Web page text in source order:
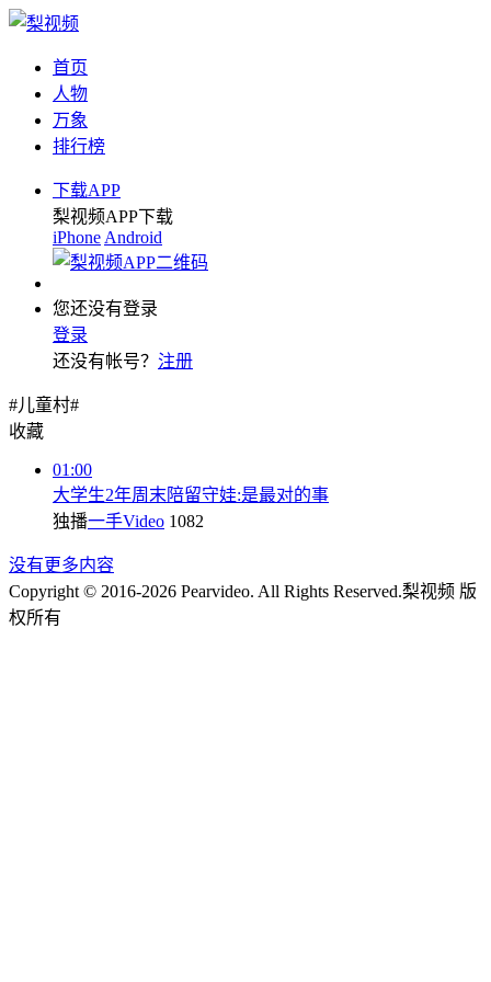
首页
人物
万象
排行榜
下载APP
梨视频APP下载
iPhone Android
您还没有登录
登录
还没有帐号？ 注册
#儿童村#
收藏
01:00
大学生2年周末陪留守娃:是最对的事
独播一手Video 1082
没有更多内容
Copyright © 2016-2026 Pearvideo. All Rights Reserved.梨视频 版
权所有